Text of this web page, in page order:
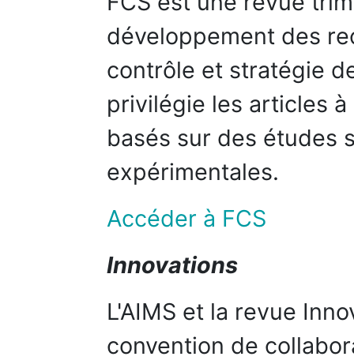
développement des
contrôle et stratégie
privilégie les articles
basés sur des études
expérimentales.
Accéder à FCS
Innovations
L'AIMS et la revue
convention de